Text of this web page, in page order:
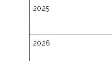
2025
2026